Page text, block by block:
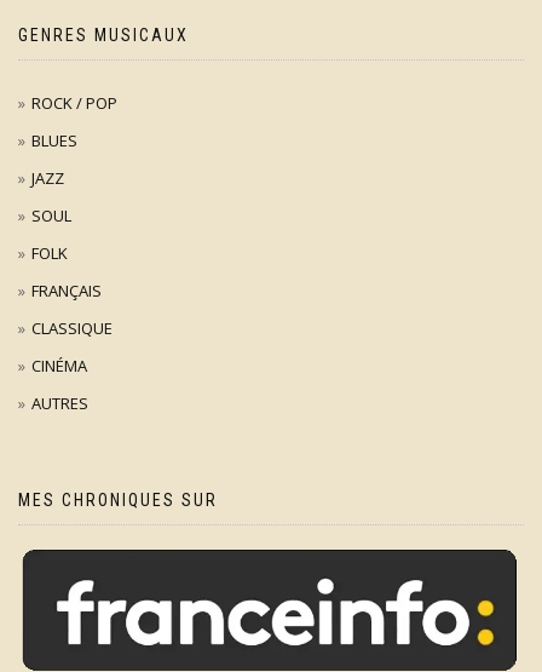
GENRES MUSICAUX
ROCK / POP
BLUES
JAZZ
SOUL
FOLK
FRANÇAIS
CLASSIQUE
CINÉMA
AUTRES
MES CHRONIQUES SUR